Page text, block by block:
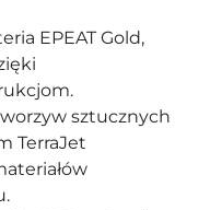
EPEAT Gold,
sztucznych
TerraJet